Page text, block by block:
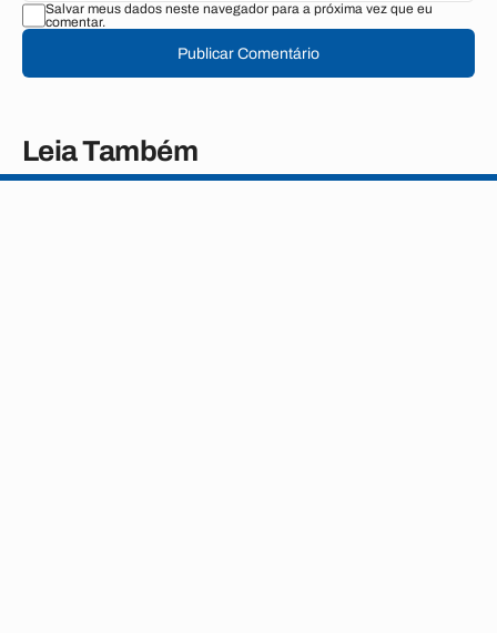
Salvar meus dados neste navegador para a próxima vez que eu
comentar.
Publicar Comentário
Leia Também